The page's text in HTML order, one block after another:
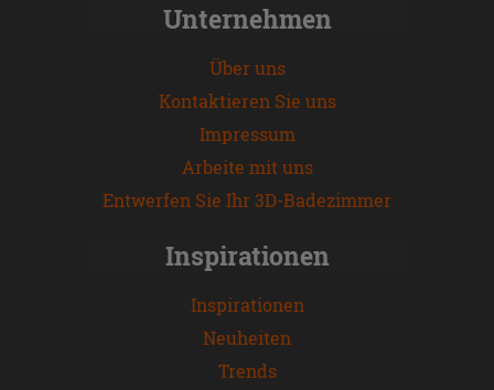
Unternehmen
Über uns
Kontaktieren Sie uns
Impressum
Arbeite mit uns
Entwerfen Sie Ihr 3D-Badezimmer
Inspirationen
Inspirationen
Neuheiten
Trends